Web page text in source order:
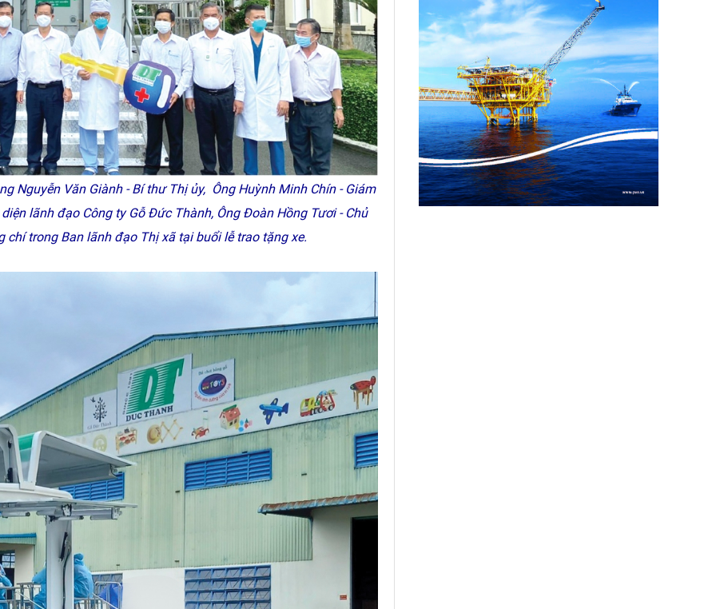
Nguyễn Văn Giành - Bí thư Thị ủy, Ông Huỳnh Minh Chín - Giám
lãnh đạo Công ty Gỗ Đức Thành, Ông Đoàn Hồng Tươi - Chủ
chí trong Ban lãnh đạo Thị xã tại buổi lễ trao tặng xe.